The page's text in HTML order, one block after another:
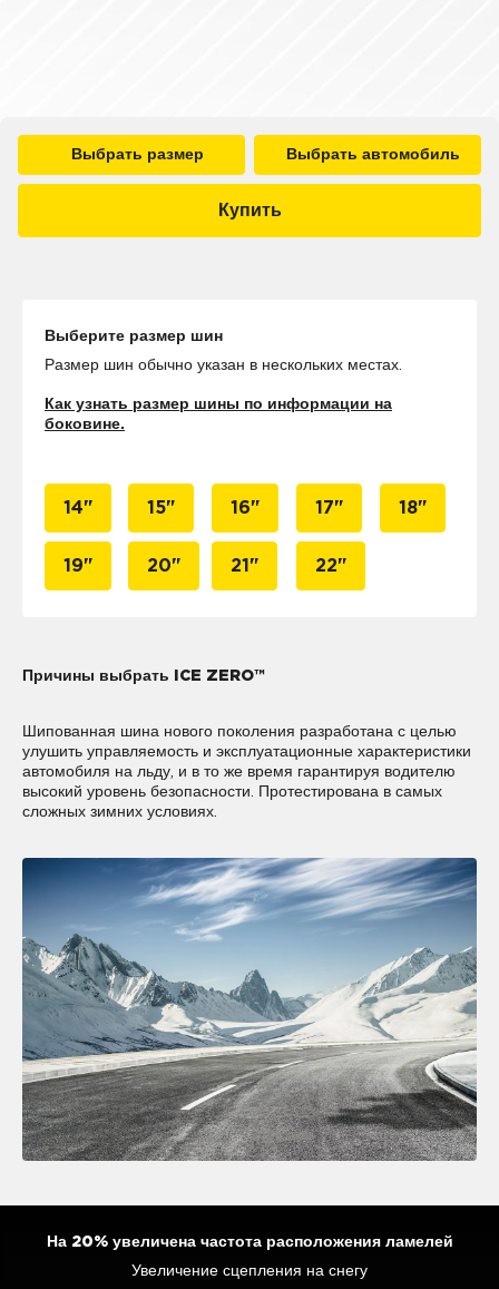
Выбрать размер Выбрать автомобиль
Купить
Выберите размер шин
Размер шин обычно указан в нескольких местах.
Как узнать размер шины по информации на
боковине.
14" 15" 16" 17" 18"
19" 20" 21" 22"
Причины выбрать ICE ZERO™
Шипованная шина нового поколения разработана с целью
улушить управляемость и эксплуатационные характеристики
автомобиля на льду, и в то же время гарантируя водителю
высокий уровень безопасности. Протестирована в самых
сложных зимних условиях.
На 20% увеличена частота расположения ламелей
Увеличение сцепления на снегу
Отличное сцепление на льду
Постоянство эксплуатационных характеристик на льду